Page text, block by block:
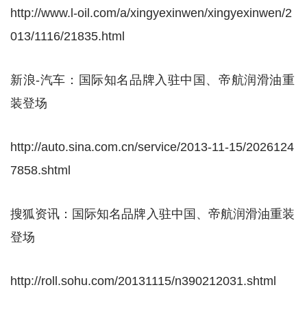
http://www.l-oil.com/a/xingyexinwen/xingyexinwen/2
013/1116/21835.html
新浪-汽车：国际知名品牌入驻中国、帝航润滑油重
装登场
http://auto.sina.com.cn/service/2013-11-15/2026124
7858.shtml
搜狐资讯：国际知名品牌入驻中国、帝航润滑油重装
登场
http://roll.sohu.com/20131115/n390212031.shtml